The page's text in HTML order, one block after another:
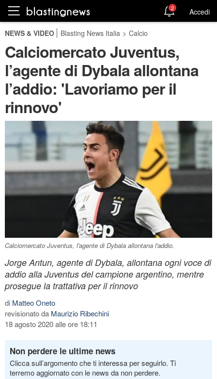
2 Accedi
NEWS & VIDEO Blasting News Italia > Calcio
Calciomercato Juventus,
l’agente di Dybala allontana
l’addio: 'Lavoriamo per il
rinnovo'
Calciomercato Juventus, l'agente di Dybala allontana l'addio.
Jorge Antun, agente di Dybala, allontana ogni voce di
addio alla Juventus del campione argentino, mentre
prosegue la trattativa per il rinnovo
di Matteo Oneto
revisionato da Maurizio Ribechini
18 agosto 2020 alle ore 18:11
Non perdere le ultime news
Clicca sull’argomento che ti interessa per seguirlo. Ti
terremo aggiornato con le news da non perdere.